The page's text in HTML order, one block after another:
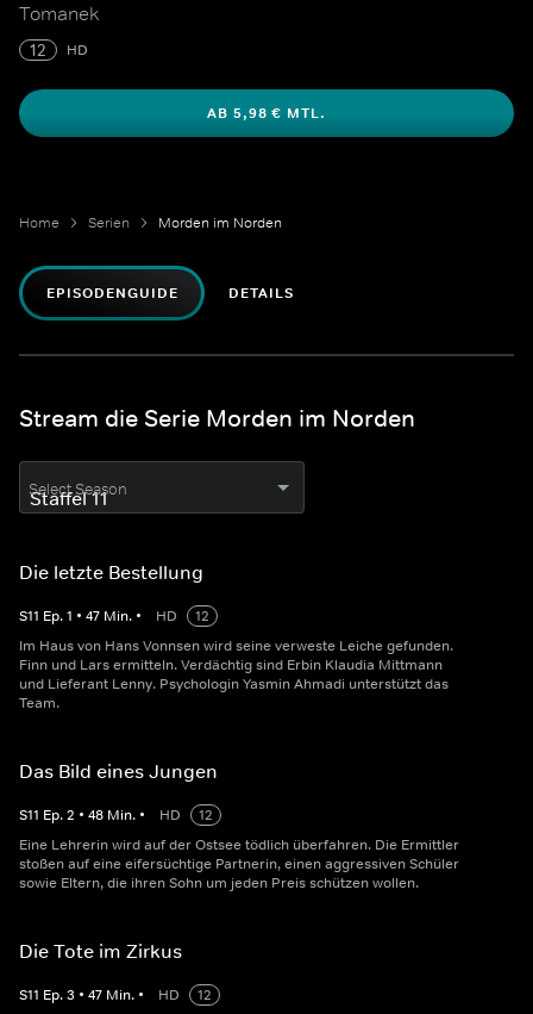
Tomanek
12 HD
AB 5,98 € MTL.
Home Serien Morden im Norden
EPISODENGUIDE DETAILS
Stream die Serie Morden im Norden
Select Season
Die letzte Bestellung
S11 Ep.1 • 47 Min. • HD
12
Im Haus von Hans Vonnsen wird seine verweste Leiche gefunden.
Finn und Lars ermitteln. Verdächtig sind Erbin Klaudia Mittmann
und Lieferant Lenny. Psychologin Yasmin Ahmadi unterstützt das
Team.
Das Bild eines Jungen
S11 Ep.2 • 48 Min. • HD
12
Eine Lehrerin wird auf der Ostsee tödlich überfahren. Die Ermittler
stoßen auf eine eifersüchtige Partnerin, einen aggressiven Schüler
sowie Eltern, die ihren Sohn um jeden Preis schützen wollen.
Die Tote im Zirkus
S11 Ep.3 • 47 Min. • HD
12